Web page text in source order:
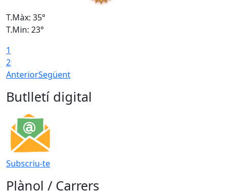
T.Màx: 35°
T.Min: 23°
1
2
AnteriorSegüent
Butlletí digital
Subscriu-te
Plànol / Carrers